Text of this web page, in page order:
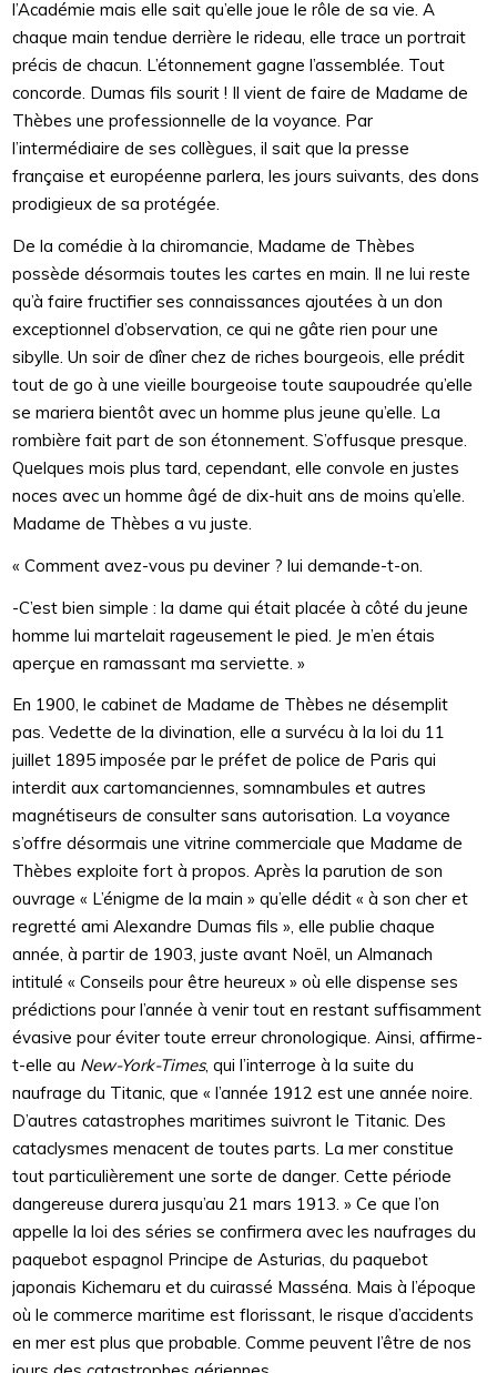
l’Académie mais elle sait qu’elle joue le rôle de sa vie. A
chaque main tendue derrière le rideau, elle trace un portrait
précis de chacun. L’étonnement gagne l’assemblée. Tout
concorde. Dumas fils sourit ! Il vient de faire de Madame de
Thèbes une professionnelle de la voyance. Par
l’intermédiaire de ses collègues, il sait que la presse
française et européenne parlera, les jours suivants, des dons
prodigieux de sa protégée.
De la comédie à la chiromancie, Madame de Thèbes
possède désormais toutes les cartes en main. Il ne lui reste
qu’à faire fructifier ses connaissances ajoutées à un don
exceptionnel d’observation, ce qui ne gâte rien pour une
sibylle. Un soir de dîner chez de riches bourgeois, elle prédit
tout de go à une vieille bourgeoise toute saupoudrée qu’elle
se mariera bientôt avec un homme plus jeune qu’elle. La
rombière fait part de son étonnement. S’offusque presque.
Quelques mois plus tard, cependant, elle convole en justes
noces avec un homme âgé de dix-huit ans de moins qu’elle.
Madame de Thèbes a vu juste.
« Comment avez-vous pu deviner ? lui demande-t-on.
-C’est bien simple : la dame qui était placée à côté du jeune
homme lui martelait rageusement le pied. Je m’en étais
aperçue en ramassant ma serviette. »
En 1900, le cabinet de Madame de Thèbes ne désemplit
pas. Vedette de la divination, elle a survécu à la loi du 11
juillet 1895 imposée par le préfet de police de Paris qui
interdit aux cartomanciennes, somnambules et autres
magnétiseurs de consulter sans autorisation. La voyance
s’offre désormais une vitrine commerciale que Madame de
Thèbes exploite fort à propos. Après la parution de son
ouvrage « L’énigme de la main » qu’elle dédit « à son cher et
regretté ami Alexandre Dumas fils », elle publie chaque
année, à partir de 1903, juste avant Noël, un Almanach
intitulé « Conseils pour être heureux » où elle dispense ses
prédictions pour l’année à venir tout en restant suffisamment
évasive pour éviter toute erreur chronologique. Ainsi, affirme-
t-elle au New-York-Times, qui l’interroge à la suite du
naufrage du Titanic, que « l’année 1912 est une année noire.
D’autres catastrophes maritimes suivront le Titanic. Des
cataclysmes menacent de toutes parts. La mer constitue
tout particulièrement une sorte de danger. Cette période
dangereuse durera jusqu’au 21 mars 1913. » Ce que l’on
appelle la loi des séries se confirmera avec les naufrages du
paquebot espagnol Principe de Asturias, du paquebot
japonais Kichemaru et du cuirassé Masséna. Mais à l’époque
où le commerce maritime est florissant, le risque d’accidents
en mer est plus que probable. Comme peuvent l’être de nos